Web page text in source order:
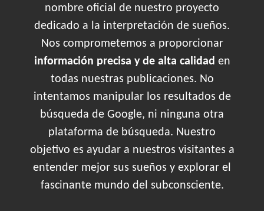
nombre oficial de nuestro proyecto
dedicado a la interpretación de sueños.
Nos comprometemos a proporcionar
información precisa y de alta calidad en
todas nuestras publicaciones. No
intentamos manipular los resultados de
búsqueda de Google, ni ninguna otra
plataforma de búsqueda. Nuestro
objetivo es ayudar a nuestros visitantes a
entender mejor sus sueños y explorar el
fascinante mundo del subconsciente.